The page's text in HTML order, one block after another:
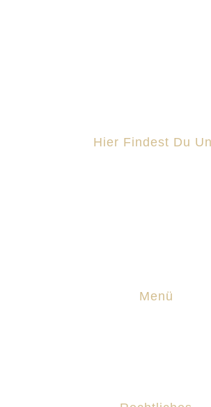
Hier Findest Du
Menü